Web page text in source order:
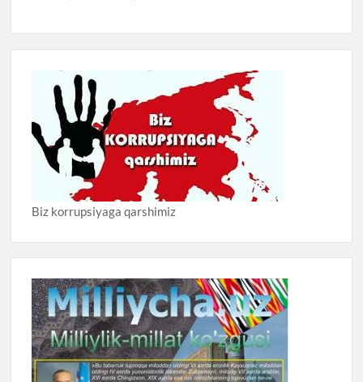
Biz korrupsiyaga qarshimiz